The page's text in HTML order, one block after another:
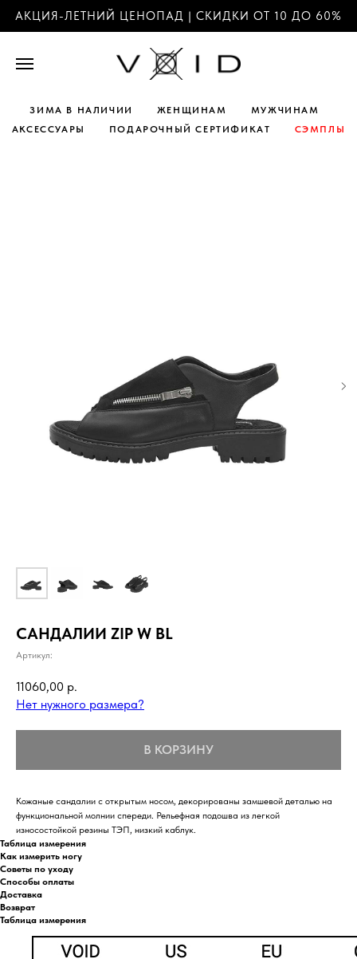
АКЦИЯ-ЛЕТНИЙ ЦЕНОПАД | СКИДКИ ОТ 10 ДО 60%
ЗИМА В НАЛИЧИИ ЖЕНЩИНАМ
МУЖЧИНАМ
АКСЕССУАРЫ
ПОДАРОЧНЫЙ СЕРТИФИКАТ СЭМПЛЫ
САНДАЛИИ ZIP W BL
Артикул:
11060,00 р.
Нет нужного размера?
В КОРЗИНУ
Кожаные сандалии с открытым носом, декорированы замшевой деталью на
функциональной молнии спереди. Рельефная подошва из легкой
износостойкой резины ТЭП, низкий каблук.
Таблица измерения
Как измерить ногу
Советы по уходу
Способы оплаты
Доставка
Возврат
Таблица измерения